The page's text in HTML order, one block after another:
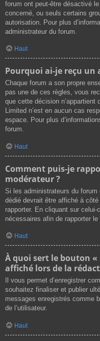
forum ont peut-être désactivé
concerné, ou seuls certains
autorisation. Pour plus
administrateur du forum.
Haut
Pourquoi ai-je reçu un
Chaque forum a son propre
pas une de ces règles, vous
que cette décision n’appartient
Limited n’est en aucun cas
espace. Pour plus
forum.
Haut
Comment puis-je
modérateur ?
Si les administrateurs du
dédié devrait être affiché à
rapporter. En cliquant sur
nécessaires afin de rapporter le
Haut
À quoi sert le bouton
affiché lors de la
Il vous permet d’enregistrer
souhaitez finaliser et publier
messages enregistrés comme
de l’utilisateur.
Haut